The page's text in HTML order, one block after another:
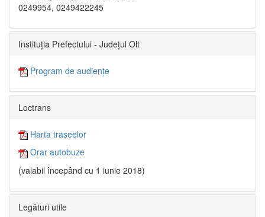
0249954, 0249422245
Instituția Prefectului - Județul Olt
Program de audiențe
Loctrans
Harta traseelor
Orar autobuze
(valabil începând cu 1 iunie 2018)
Legături utile